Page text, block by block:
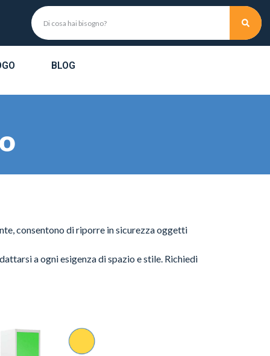
BLOG
consentono di riporre in sicurezza oggetti
a ogni esigenza di spazio e stile. Richiedi